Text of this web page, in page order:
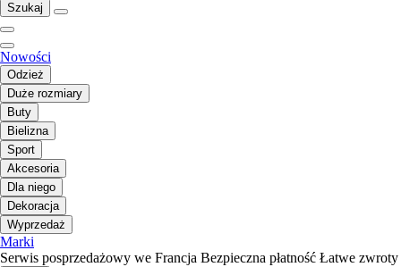
Szukaj
Nowości
Odzież
Duże rozmiary
Buty
Bielizna
Sport
Akcesoria
Dla niego
Dekoracja
Wyprzedaż
Marki
Serwis posprzedażowy we Francja Bezpieczna płatność Łatwe zwroty